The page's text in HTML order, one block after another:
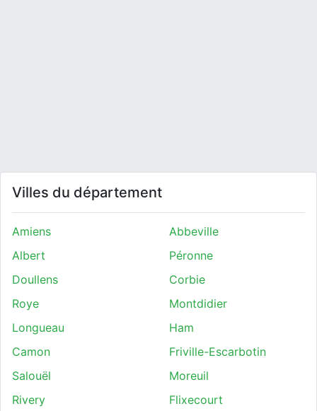
Villes du département
Amiens
Abbeville
Albert
Péronne
Doullens
Corbie
Roye
Montdidier
Longueau
Ham
Camon
Friville-Escarbotin
Salouël
Moreuil
Rivery
Flixecourt